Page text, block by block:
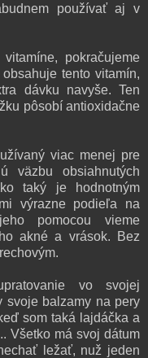
používať aj v
pokračujeme
tento vitamín,
dávku navyše. Ten
pôsobí antioxidačne
viac menej pre
väzbu obsiahnutých
taký je hodnotným
výrazne podieľa na
pomocou vieme
akné a vrások. Bez
vo svojej
svoje balzamy na pery
som taká lajdáčka a
Všetko má svoj dátum
ležať, nuž jeden